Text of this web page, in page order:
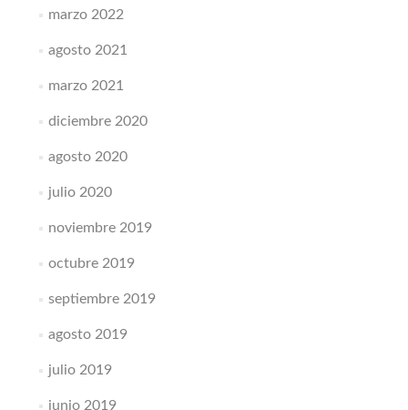
marzo 2022
agosto 2021
marzo 2021
diciembre 2020
agosto 2020
julio 2020
noviembre 2019
octubre 2019
septiembre 2019
agosto 2019
julio 2019
junio 2019